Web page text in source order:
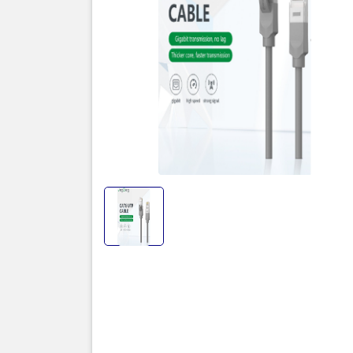
Độ dài
:
Cổng kết
Tiêu chuẩn
Độ chắn
VegGieg